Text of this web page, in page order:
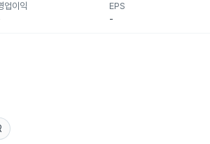
업이익
EPS
-